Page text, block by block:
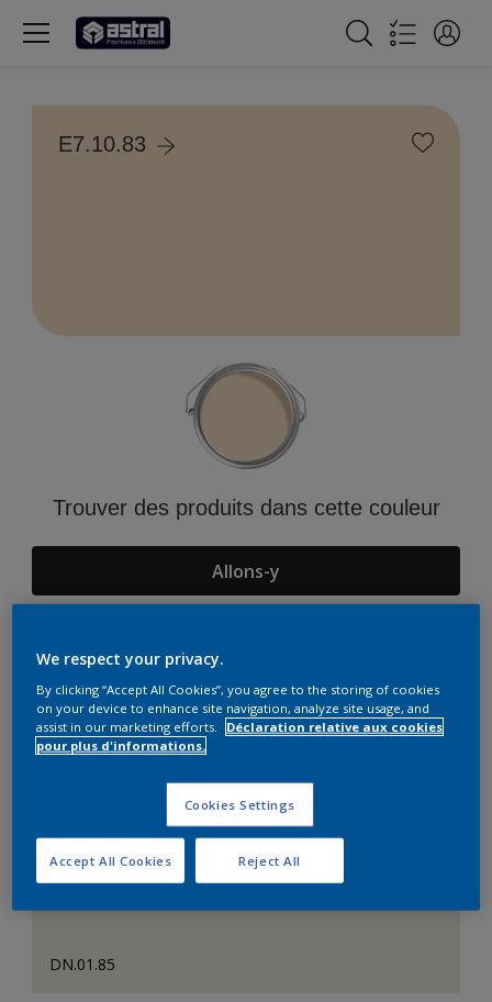
E7.10.83
Trouver des produits dans cette couleur
Allons-y
Suggestions d'Harmonies
DN.01.85
We respect your privacy.
By clicking “Accept All Cookies”, you agree to the storing of cookies
on your device to enhance site navigation, analyze site usage, and
assist in our marketing efforts.
Déclaration relative aux cookies
pour plus d'informations.
Cookies Settings
Reject All
Accept All Cookies